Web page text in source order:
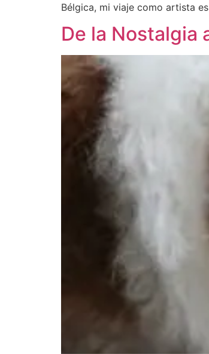
Bélgica, mi viaje como artista
De la Nostalgia